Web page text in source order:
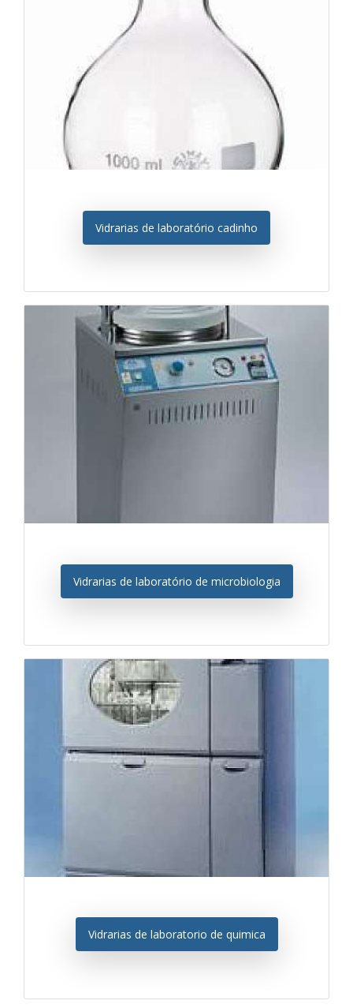
Vidrarias de laboratório cadinho
Vidrarias de laboratório de microbiologia
Vidrarias de laboratorio de quimica